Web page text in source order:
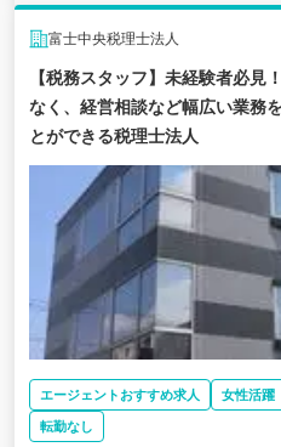
富士中央税理士法人
【税務スタッフ】未経験者必見
なく、経営相談など幅広い業務
とができる税理士法人
エージェントおすすめ求人 女性活躍
転勤なし